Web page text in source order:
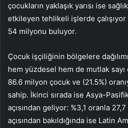
çocukların yaklaşık yarısı ise
etkileyen tehlikeli işlerde çalışıyor
54 milyonu buluyor.
Çocuk işçiliğinin bölgelere
hem yüzdesel hem de mutlak
86.6 milyon çocuk ve (21.5%)
sahip. İkinci sırada ise Asya-
açısından geliyor: %3,1 oranla
açısından bakıldığında ise Latin